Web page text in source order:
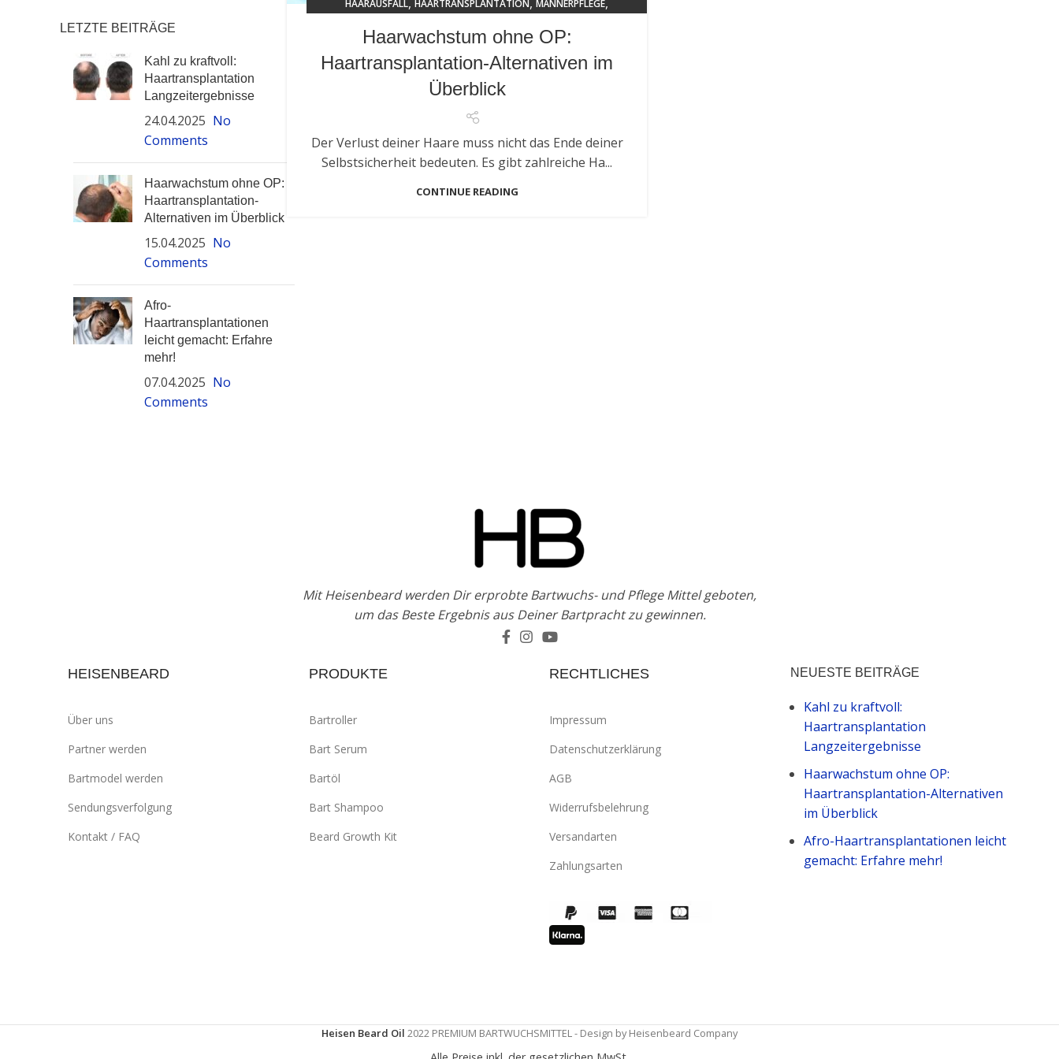
HAARAUSFALL HAARTRANSPLANTATION MÄNNERPFLEGE
Haarwachstum ohne OP:
Haartransplantation-Alternativen im
Überblick
Der Verlust deiner Haare muss nicht das Ende deiner
Selbstsicherheit bedeuten. Es gibt zahlreiche Ha...
CONTINUE READING
LETZTE BEITRÄGE
Kahl zu kraftvoll:
Haartransplantation
Langzeitergebnisse
24.04.2025 No
Comments
Haarwachstum ohne OP:
Haartransplantation-
Alternativen im Überblick
15.04.2025 No
Comments
Afro-
Haartransplantationen
leicht gemacht: Erfahre
mehr!
07.04.2025 No
Comments
Mit Heisenbeard werden Dir erprobte Bartwuchs- und Pflege Mittel geboten,
um das Beste Ergebnis aus Deiner Bartpracht zu gewinnen.
HEISENBEARD
Über uns
Partner werden
Bartmodel werden
Sendungsverfolgung
Kontakt / FAQ
PRODUKTE
Bartroller
Bart Serum
Bartöl
Bart Shampoo
Beard Growth Kit
RECHTLICHES
Impressum
Datenschutzerklärung
AGB
Widerrufsbelehrung
Versandarten
Zahlungsarten
NEUESTE BEITRÄGE
Kahl zu kraftvoll:
Haartransplantation
Langzeitergebnisse
Haarwachstum ohne OP:
Haartransplantation-Alternativen
im Überblick
Afro-Haartransplantationen leicht
gemacht: Erfahre mehr!
Heisen Beard Oil 2022 PREMIUM BARTWUCHSMITTEL - Design by Heisenbeard Company